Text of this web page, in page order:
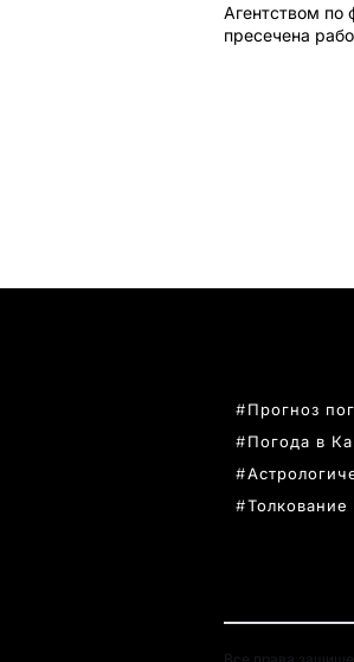
Агентством по
пресечена
Прогноз
Погода в
Толкование
Все права